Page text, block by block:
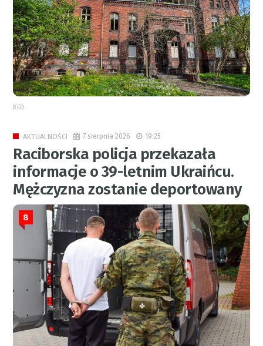
RED.
AKTUALNOŚCI 7 sierpnia 2026 19:25
Raciborska policja przekazała
informacje o 39-letnim Ukraińcu.
Mężczyzna zostanie deportowany
8